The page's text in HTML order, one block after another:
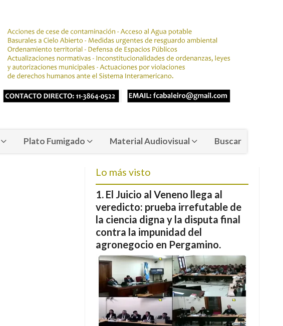
Plato Fumigado Material Audiovisual Buscar
Lo más visto
El Juicio al Veneno llega al
veredicto: prueba irrefutable de
la ciencia digna y la disputa final
contra la impunidad del
agronegocio en Pergamino.